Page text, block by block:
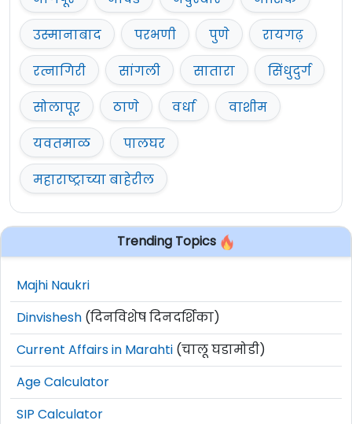
उस्मानाबाद
परभणी पुणे
रायगढ़
रत्नागिरी
सांगली सातारा
सिंधुदुर्ग
सोलापूर
ठाणे वर्धा
वाशीम
यवतमाळ
पालघर
महाराष्ट्राच्या बाहेरील
Trending Topics
Majhi Naukri
Dinvishesh (दिनविशेष दिनदर्शिका)
Current Affairs in Marahti (चालू घडामोडी)
Age Calculator
SIP Calculator